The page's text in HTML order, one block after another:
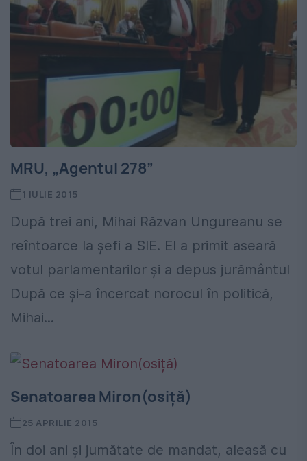
MRU, „Agentul 278”
1 IULIE 2015
După trei ani, Mihai Răzvan Ungureanu se
reîntoarce la șefi a SIE. El a primit aseară
votul parlamentarilor și a depus jurământul
După ce și-a încercat norocul în politică,
Mihai...
Senatoarea Miron(osiță)
25 APRILIE 2015
În doi ani și jumătate de mandat, aleasă cu